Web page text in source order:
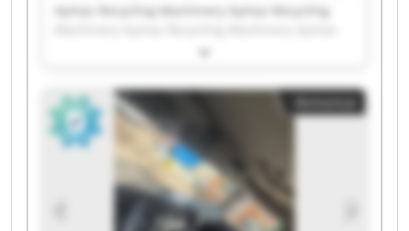
Aymas Recycling Machinery Aymas Recycling
Recycling Machinery Aymas Recycling Machinery
Machinery Aymas Recycling Machinery Aymas
Recycling Machinery Aymas Recycling Machinery
Aymas Recycling Machinery Aymas Recycling
Machinery Aymas Recycling Machinery Aymas
Recycling Machinery Aymas Recycling Machinery
Aymas Recycling Machinery Aymas Recycling
Machinery Aymas Recycling Machinery Aymas
Recycling Machinery Aymas Recycling Machinery